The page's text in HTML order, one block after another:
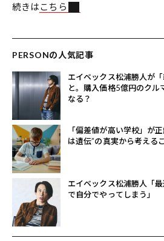
続きはこちら
PERSONの人気記事
エイベックス松浦勝人が
と。購入価格5億円のクル
なる？
「偏差値が高い学校」が
は遺伝”の真実から考える
エイベックス松浦勝人「
で自分でやってしまう」